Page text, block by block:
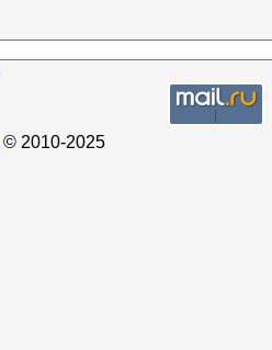
© 2010-2025